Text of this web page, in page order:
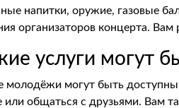
напитки, оружие, газовые
организаторов концерта.
услуги могут
молодёжи могут быть доступны
или общаться с друзьями. Вам